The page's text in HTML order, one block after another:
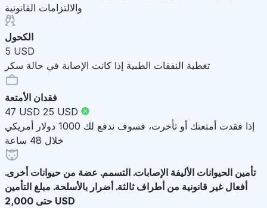
والالتزامات القانونية
الكحول
5 USD
تغطية النفقات الطبية إذا كانت الإصابة في حالة سكر
فقدان الأمتعة
47 USD 25 USD
إذا فقدت أمتعتك أو تأخرت، فسوف ندفع لك 1000 دولار أمريكي
خلال 48 ساعة
تأمين الحيوانات الأليفة الإصابات. التسمم. عضة من حيوانات أخرى.
أفعال غير قانونية من أطراف ثالثة. أضرار بالأسلحة. مبلغ التأمين
حتى 2,000 USD